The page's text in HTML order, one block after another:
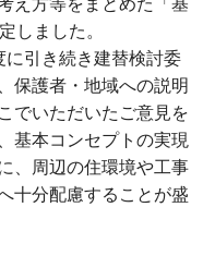
え方等をまとめた「基
しました。
引き続き建替検討委
保護者・地域への説明
でいただいたご意見を
基本コンセプトの実現
、周辺の住環境や工事
十分配慮することが盛